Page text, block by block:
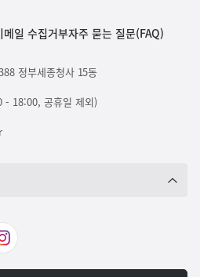
메일 수집거부자주 묻는 질문(FAQ)
정부세종청사 15동
18:00, 공휴일 제외)
인